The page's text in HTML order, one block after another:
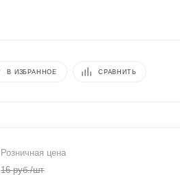
В ИЗБРАННОЕ СРАВНИТЬ
Розничная цена
16руб./шт